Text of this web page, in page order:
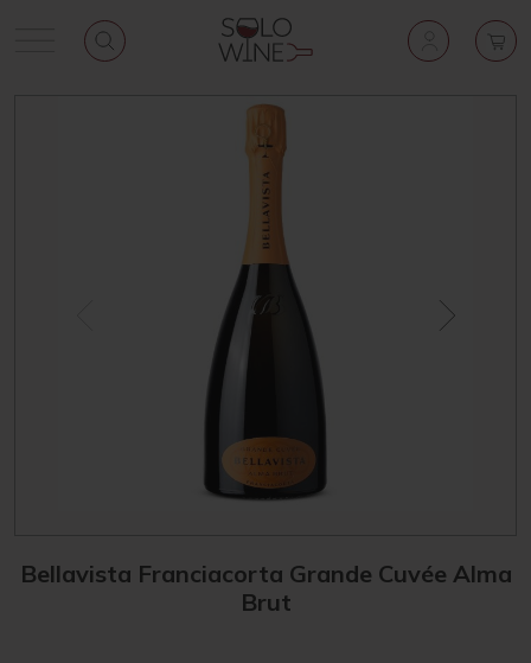
Bellavista Franciacorta Grande Cuvée Alma
Brut